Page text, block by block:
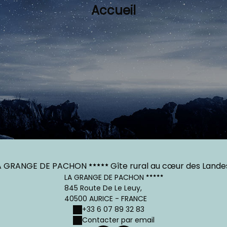
Accueil
GRANGE DE PACHON Gîte rural au cœur des
LA GRANGE DE PACHON
845 Route De Le Leuy,
40500 AURICE - FRANCE
+33 6 07 89 32 83
Contacter par email